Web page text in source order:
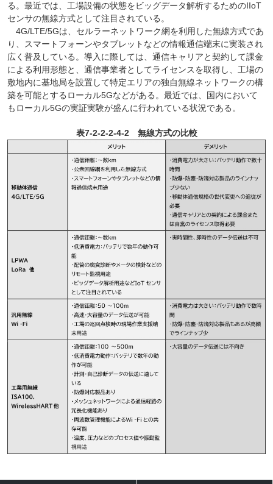
る。最近では、工場設備の状態をビッグデータ解析するためのIIoT
センサの無線方式として注目されている。
4G/LTE/5Gは、セルラーネットワーク網を利用した無線方式であ
り、スマートフォーンやタブレットなどの情報通信端末に実装され
広く普及している。導入に際しては、通信キャリアと契約して課金
による利用形態と、通信事業者としてライセンスを取得し、工場の
敷地内に基地局を設置して特定エリアの独自無線ネットワークの構
築を可能とするローカル5Gなどがある。最近では、国内において
もローカル5Gの実証実験が盛んに行われている状況である。
表7-2-2-2-4-2 無線方式の比較